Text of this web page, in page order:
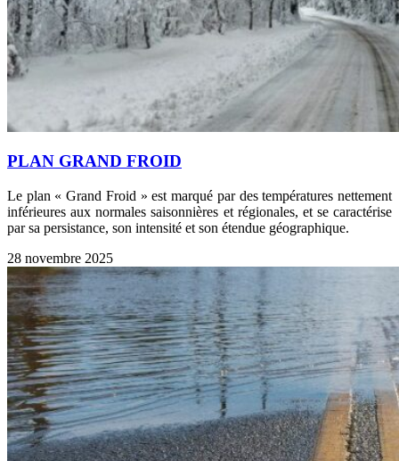
PLAN GRAND FROID
Le plan « Grand Froid » est marqué par des températures nettement
inférieures aux normales saisonnières et régionales, et se caractérise
par sa persistance, son intensité et son étendue géographique.
28 novembre 2025